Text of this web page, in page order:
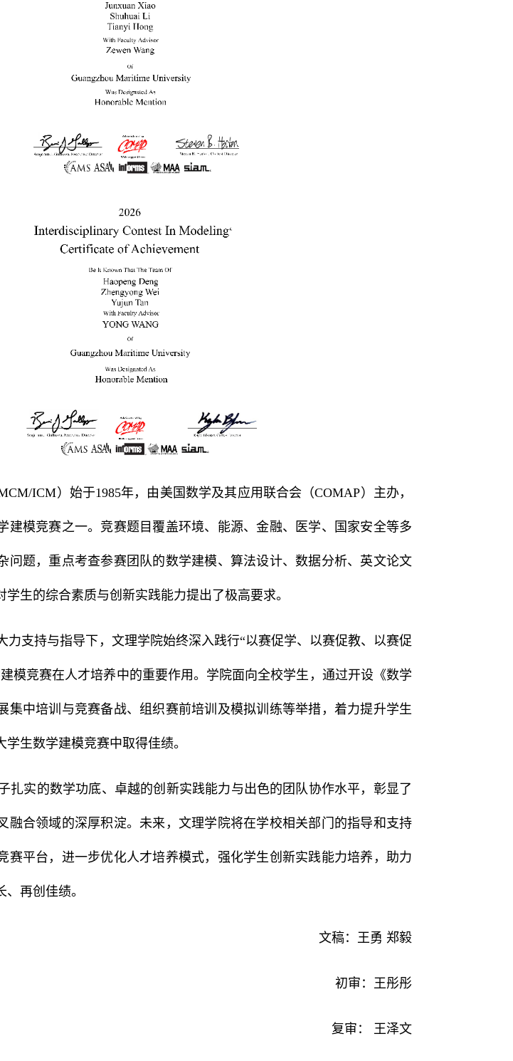
ICM）始于1985年，由美国数学及其应用联合会（COMAP）主办，
建模竞赛之一。竞赛题目覆盖环境、能源、金融、医学、国家安全等多
问题，重点考查参赛团队的数学建模、算法设计、数据分析、英文论文
生的综合素质与创新实践能力提出了极高要求。
支持与指导下，文理学院始终深入践行“以赛促学、以赛促教、以赛促
模竞赛在人才培养中的重要作用。学院面向全校学生，通过开设《数学
集中培训与竞赛备战、组织赛前培训及模拟训练等举措，着力提升学生
生数学建模竞赛中取得佳绩。
扎实的数学功底、卓越的创新实践能力与出色的团队协作水平，彰显了
融合领域的深厚积淀。未来，文理学院将在学校相关部门的指导和支持
赛平台，进一步优化人才培养模式，强化学生创新实践能力培养，助力
再创佳绩。
文稿：王勇 郑毅
初审：王彤彤
复审： 王泽文